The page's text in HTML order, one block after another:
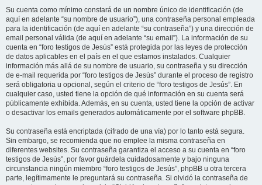
Su cuenta como mínimo constará de un nombre único de identificación (de
aquí en adelante “su nombre de usuario”), una contraseña personal empleada
para la identificación (de aquí en adelante “su contraseña”) y una dirección de
email personal válida (de aquí en adelante “su email”). La información de su
cuenta en “foro testigos de Jesús” está protegida por las leyes de protección
de datos aplicables en el país en el que estamos instalados. Cualquier
información más allá de su nombre de usuario, su contraseña y su dirección
de e-mail requerida por “foro testigos de Jesús” durante el proceso de registro
será obligatoria u opcional, según el criterio de “foro testigos de Jesús”. En
cualquier caso, usted tiene la opción de qué información en su cuenta será
públicamente exhibida. Además, en su cuenta, usted tiene la opción de activar
o desactivar los emails generados automáticamente por el software phpBB.
Su contraseña está encriptada (cifrado de una vía) por lo tanto está segura.
Sin embargo, se recomienda que no emplee la misma contraseña en
diferentes websites. Su contraseña garantiza el acceso a su cuenta en “foro
testigos de Jesús”, por favor guárdela cuidadosamente y bajo ninguna
circunstancia ningún miembro “foro testigos de Jesús”, phpBB u otra tercera
parte, legítimamente le preguntará su contraseña. Si olvidó la contraseña de